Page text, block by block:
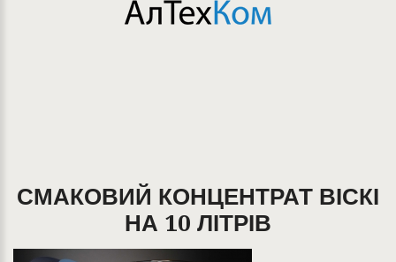
СМАКОВИЙ КОНЦЕНТРАТ ВІСКІ
НА 10 ЛІТРІВ